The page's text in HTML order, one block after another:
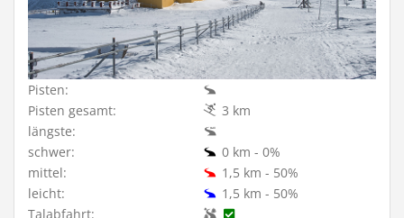
Pisten:
Pisten gesamt:
3 km
längste:
schwer:
0 km - 0%
mittel:
1,5 km - 50%
leicht:
1,5 km - 50%
Talabfahrt: